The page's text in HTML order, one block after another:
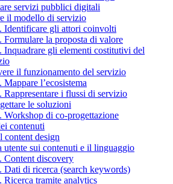
servizi pubblici digitali
il modello di servizio
Identificare gli attori coinvolti
Formulare la proposta di valore
Inquadrare gli elementi costitutivi del
il funzionamento del servizio
Mappare l’ecosistema
Rappresentare i flussi di servizio
le soluzioni
Workshop di co-progettazione
contenuti
content design
utente sui contenuti e il linguaggio
Content discovery
Dati di ricerca (search keywords)
Ricerca tramite analytics